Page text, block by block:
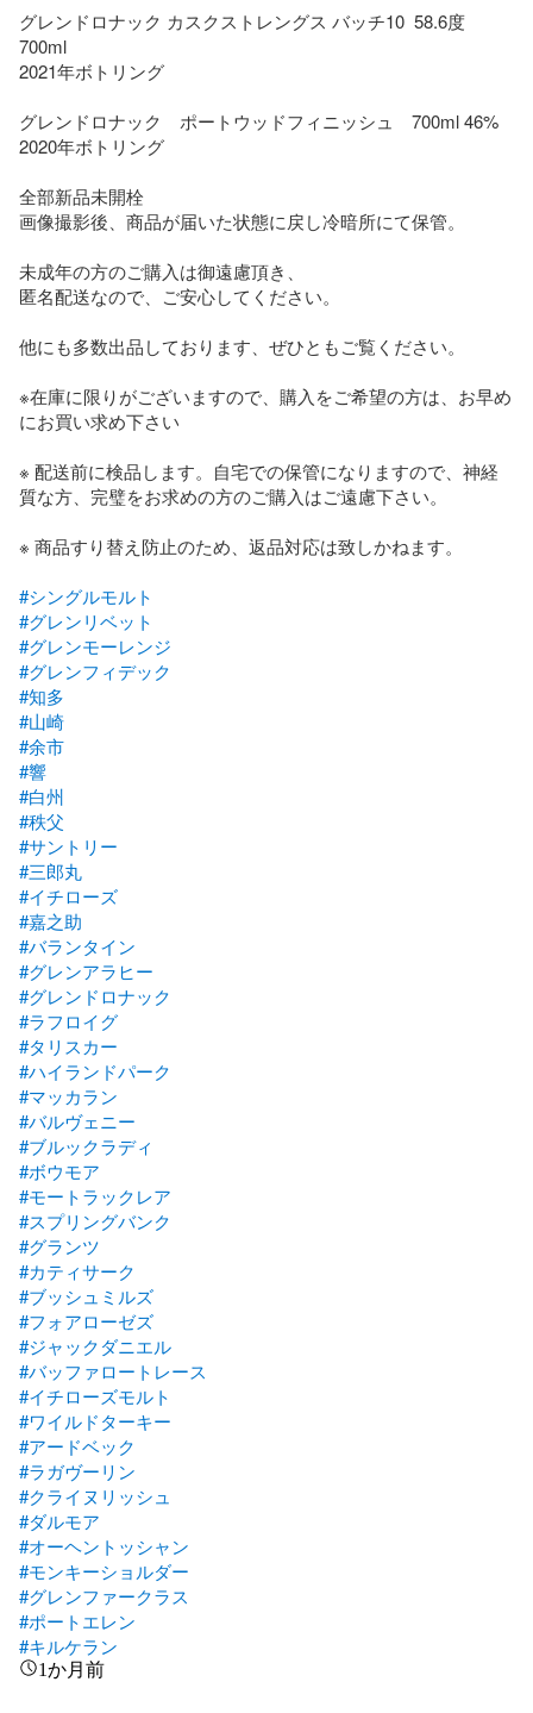
グレンドロナック カスクストレングス バッチ10  58.6度
700ml
2021年ボトリング
グレンドロナック　ポートウッドフィニッシュ　700ml 46%
2020年ボトリング
全部新品未開栓
画像撮影後、商品が届いた状態に戻し冷暗所にて保管。
未成年の方のご購入は御遠慮頂き、
匿名配送なので、ご安心してください。
他にも多数出品しております、ぜひともご覧ください。
※在庫に限りがございますので、購入をご希望の方は、お早め
にお買い求め下さい
※ 配送前に検品します。自宅での保管になりますので、神経
質な方、完璧をお求めの方のご購入はご遠慮下さい。
※ 商品すり替え防止のため、返品対応は致しかねます。
#シングルモルト
#グレンリベット
#グレンモーレンジ
#グレンフィデック
#知多
#山崎
#余市
#響
#白州
#秩父
#サントリー
#三郎丸
#イチローズ
#嘉之助
#バランタイン
#グレンアラヒー
#グレンドロナック
#ラフロイグ
#タリスカー
#ハイランドパーク
#マッカラン
#バルヴェニー
#ブルックラディ
#ボウモア
#モートラックレア
#スプリングバンク
#グランツ
#カティサーク
#ブッシュミルズ
#フォアローゼズ
#ジャックダニエル
#バッファロートレース
#イチローズモルト
#ワイルドターキー
#アードベック
#ラガヴーリン
#クライヌリッシュ
#ダルモア
#オーヘントッシャン
#モンキーショルダー
#グレンファークラス
#ポートエレン
#キルケラン
1か月前